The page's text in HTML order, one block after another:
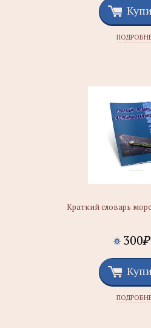
Краткий словарь
300₽